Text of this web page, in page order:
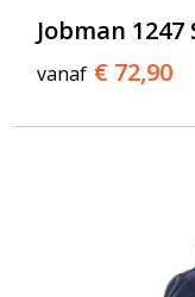
Jobman
vanaf € 72,90